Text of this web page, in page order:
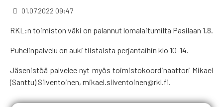
01.07.2022 09:47
RKL:n toimiston väki on palannut lomalaitumilta Pasilaan 1.8.
Puhelinpalvelu on auki tiistaista perjantaihin klo 10-14.
Jäsenistöä palvelee nyt myös toimistokoordinaattori Mikael
(Santtu) Silventoinen, mikael.silventoinen@rkl.fi.